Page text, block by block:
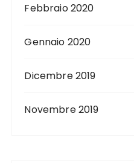
Febbraio 2020
Gennaio 2020
Dicembre 2019
Novembre 2019